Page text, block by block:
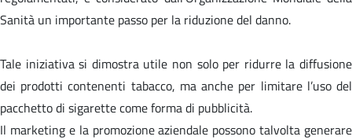
Sanità un importante passo per la riduzione del danno.
Tale iniziativa si dimostra utile non solo per ridurre la diffusione
dei prodotti contenenti tabacco, ma anche per limitare l’uso del
pacchetto di sigarette come forma di pubblicità.
Il marketing e la promozione aziendale possono talvolta generare